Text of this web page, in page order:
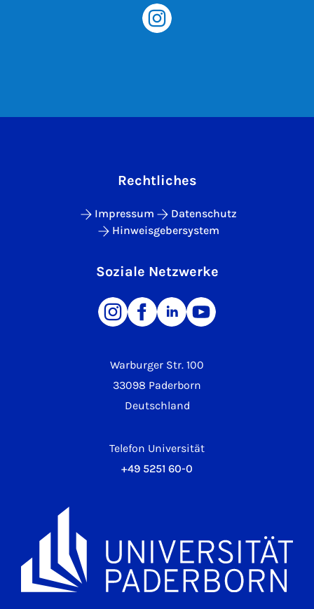
Warburger Str. 100
33098 Paderborn
Deutschland
Telefon Universität
+49 5251 60-0
Rechtliches
Impressum
Datenschutz
Hinweisgebersystem
Soziale Netzwerke